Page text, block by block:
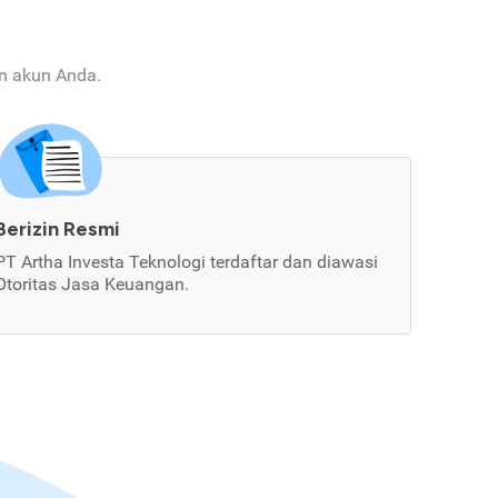
akun Anda.
Resmi
Artha Investa Teknologi terdaftar dan diawasi
Jasa Keuangan.